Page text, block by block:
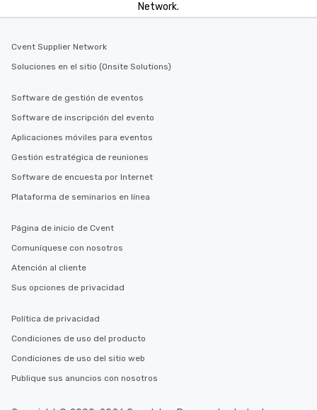
Network.
Cvent Supplier Network
Soluciones en el sitio (Onsite Solutions)
Software de gestión de eventos
Software de inscripción del evento
Aplicaciones móviles para eventos
Gestión estratégica de reuniones
Software de encuesta por Internet
Plataforma de seminarios en línea
Página de inicio de Cvent
Comuníquese con nosotros
Atención al cliente
Sus opciones de privacidad
Política de privacidad
Condiciones de uso del producto
Condiciones de uso del sitio web
Publique sus anuncios con nosotros